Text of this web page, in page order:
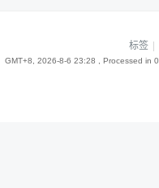
标签 |
GMT+8, 2026-8-6 23:28 , Processed in